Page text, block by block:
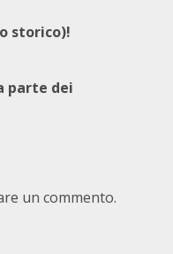
storico)!
parte dei
un commento.